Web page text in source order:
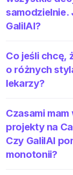
samodzielnie.
GalilAI?
Co jeśli chcę,
o różnych
lekarzy?
Czasami
projekty na
Czy GalilAI
monotonii?